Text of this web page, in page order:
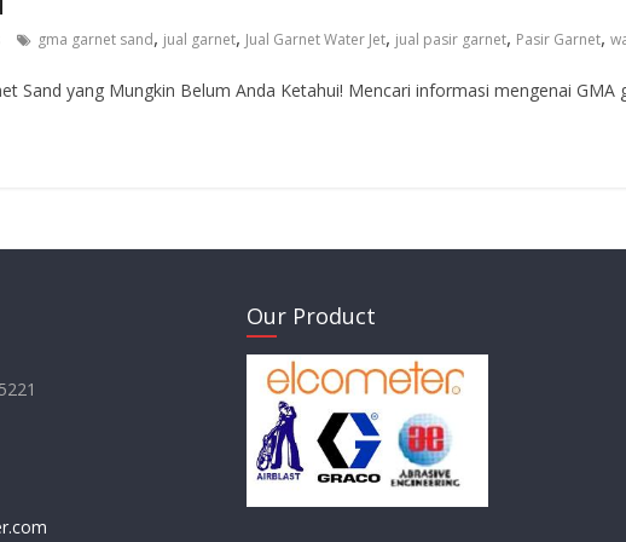
gma garnet sand, jual garnet, Jual Garnet Water Jet, jual pasir garnet, Pasir Garnet,
Sand yang Mungkin Belum Anda Ketahui! Mencari informasi mengenai GMA
Our Product